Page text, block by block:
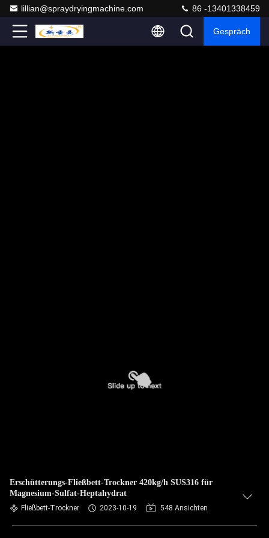
lillian@spraydryingmachine.com 86 -13401338459
Gespräch
Erschütterungs-Fließbett-Trockner 420kg/h SUS316 für
Magnesium-Sulfat-Heptahydrat
Fließbett-Trockner 2023-10-19 548 Ansichten